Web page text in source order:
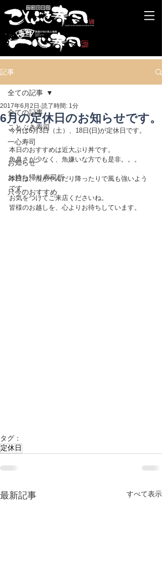
記事
全ての記事
ことぶき寿司
一心寿司
お知らせ
お持ち帰り寿司折
只今のおすすめ
全ての記事
6月の定休日のお知らせです。
2017年6月2日 読了時間: 1分
今月は6月3日（土）、18日(日)が定休日です。
本日のおすすめは近大ぶり丼です。
魚臭さが少なく、魚嫌いな方でも是非。。。
本日は、雨がやんだり降ったりで風も強いよう
です。
お気をつけてご来店くださいね。
皆様のお越しを、心よりお待ちしています。
タグ：
定休日
最新記事 すべて表示